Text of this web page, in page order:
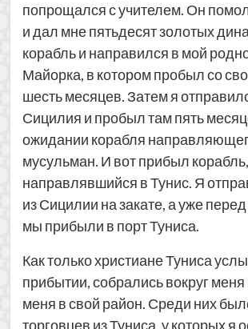
попрощался с учителем. Он
и дал мне пятьдесят золотых
корабль и направился в мой
Майорка, в котором пробыл со
шесть месяцев. Затем я
Сицилия и пробыл там пять
ожидании корабля
мусульман. И вот прибыл корабль,
направлявшийся в Тунис. Я
из Сицилии на закате, а уже
мы прибыли в порт Туниса.
Как только христиане Туниса
прибытии, собрались вокруг
меня в свой район. Среди них
торговцев из Туниса, у которых я